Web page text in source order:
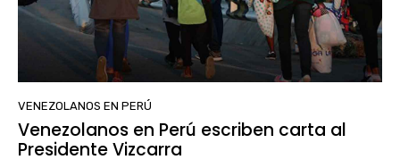
VENEZOLANOS EN PERÚ
Venezolanos en Perú escriben carta al
Presidente Vizcarra